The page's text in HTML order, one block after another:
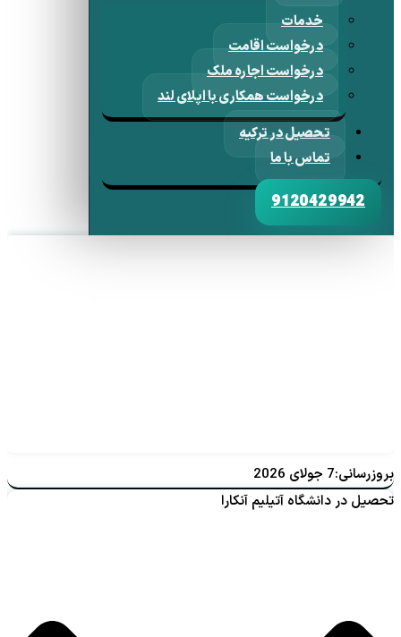
خدمات
درخواست اقامت
درخواست اجاره ملک
درخواست همکاری با اپلای لند
تحصیل در ترکیه
تماس با ما
9120429942
بروزرسانی:7 جولای 2026
تحصیل در دانشگاه آتیلیم آنکارا